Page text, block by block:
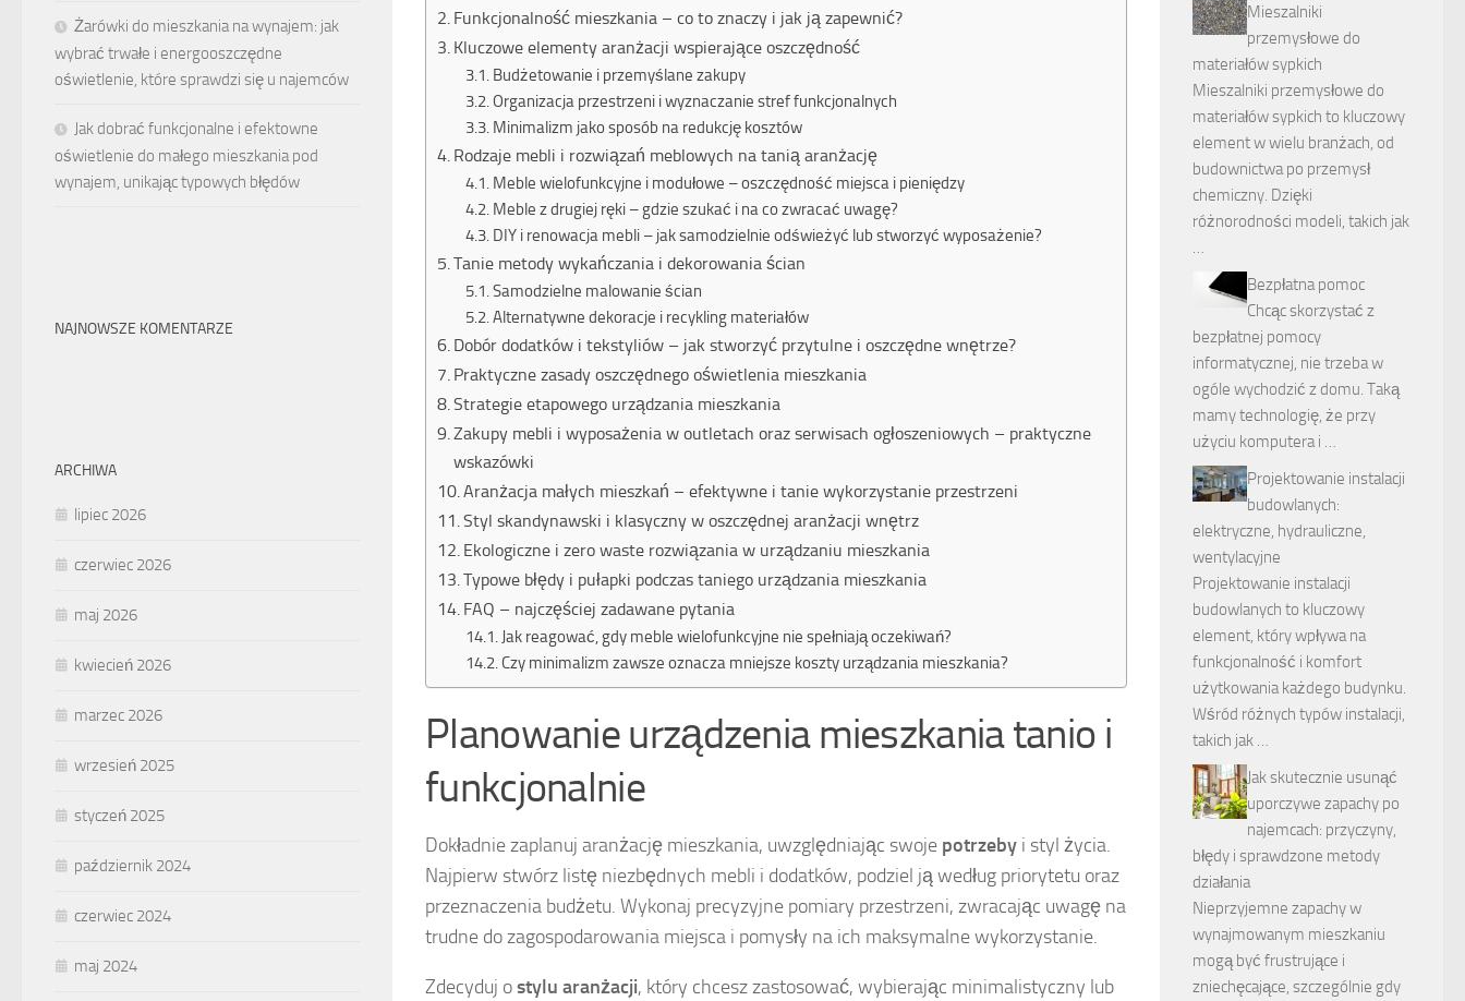
Funkcjonalność mieszkania – co to znaczy i jak ją zapewnić?
Kluczowe elementy aranżacji wspierające oszczędność
Budżetowanie i przemyślane zakupy
Organizacja przestrzeni i wyznaczanie stref funkcjonalnych
Minimalizm jako sposób na redukcję kosztów
Rodzaje mebli i rozwiązań meblowych na tanią aranżację
Meble wielofunkcyjne i modułowe – oszczędność miejsca i pieniędzy
Meble z drugiej ręki – gdzie szukać i na co zwracać uwagę?
DIY i renowacja mebli – jak samodzielnie odświeżyć lub stworzyć wyposażenie?
Tanie metody wykańczania i dekorowania ścian
Samodzielne malowanie ścian
Alternatywne dekoracje i recykling materiałów
Dobór dodatków i tekstyliów – jak stworzyć przytulne i oszczędne wnętrze?
Praktyczne zasady oszczędnego oświetlenia mieszkania
Strategie etapowego urządzania mieszkania
Zakupy mebli i wyposażenia w outletach oraz serwisach ogłoszeniowych – praktyczne
wskazówki
Aranżacja małych mieszkań – efektywne i tanie wykorzystanie przestrzeni
Styl skandynawski i klasyczny w oszczędnej aranżacji wnętrz
Ekologiczne i zero waste rozwiązania w urządzaniu mieszkania
Typowe błędy i pułapki podczas taniego urządzania mieszkania
FAQ – najczęściej zadawane pytania
Jak reagować, gdy meble wielofunkcyjne nie spełniają oczekiwań?
Czy minimalizm zawsze oznacza mniejsze koszty urządzania mieszkania?
Planowanie urządzenia mieszkania tanio i
funkcjonalnie
Dokładnie zaplanuj aranżację mieszkania, uwzględniając swoje potrzeby i styl życia.
Najpierw stwórz listę niezbędnych mebli i dodatków, podziel ją według priorytetu oraz
przeznaczenia budżetu. Wykonaj precyzyjne pomiary przestrzeni, zwracając uwagę na
trudne do zagospodarowania miejsca i pomysły na ich maksymalne wykorzystanie.
Zdecyduj ostylu aranżacji, który chcesz zastosować, wybierając minimalistyczny lub
Żarówki do mieszkania na wynajem: jak
wybrać trwałe i energooszczędne
oświetlenie, które sprawdzi się u najemców
Jak dobrać funkcjonalne i efektowne
oświetlenie do małego mieszkania pod
wynajem, unikając typowych błędów
NAJNOWSZE KOMENTARZE
ARCHIWA
lipiec 2026
czerwiec 2026
maj 2026
kwiecień 2026
marzec 2026
wrzesień 2025
styczeń 2025
październik 2024
czerwiec 2024
maj 2024
Mieszalniki
przemysłowe do
materiałów sypkich
Mieszalniki przemysłowe do
materiałów sypkich to kluczowy
element w wielu branżach, od
budownictwa po przemysł
chemiczny. Dzięki
różnorodności modeli, takich jak
…
Bezpłatna pomoc
Chcąc skorzystać z
bezpłatnej pomocy
informatycznej, nie trzeba w
ogóle wychodzić z domu. Taką
mamy technologię, że przy
użyciu komputera i …
Projektowanie instalacji
budowlanych:
elektryczne, hydrauliczne,
wentylacyjne
Projektowanie instalacji
budowlanych to kluczowy
element, który wpływa na
funkcjonalność i komfort
użytkowania każdego budynku.
Wśród różnych typów instalacji,
takich jak …
Jak skutecznie usunąć
uporczywe zapachy po
najemcach: przyczyny,
błędy i sprawdzone metody
działania
Nieprzyjemne zapachy w
wynajmowanym mieszkaniu
mogą być frustrujące i
zniechęcające, szczególnie gdy